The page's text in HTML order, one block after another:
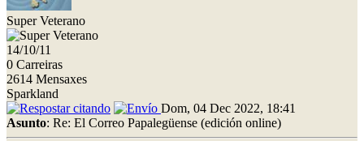
Super Veterano
14/10/11
0 Carreiras
2614 Mensaxes
Sparkland
Dom, 04 Dec 2022, 18:41
Asunto: Re: El Correo Papalegüense (edición online)